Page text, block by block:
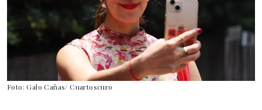
Foto: Galo Cañas/ Cuartoscuro